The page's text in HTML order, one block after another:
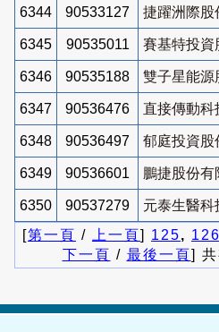
6344 90533127 捷躍洲際股
6345 90535011 賽基特投資
6346 90535188 雙子星能源
6347 90536476 直接傳動科
6348 90536497 郁庭投資股
6349 90536601 鵬捷股份有
6350 90537279
元泰生醫科
[第一頁 / 上一頁] 125, 126
下一頁 / 最後一頁] 共